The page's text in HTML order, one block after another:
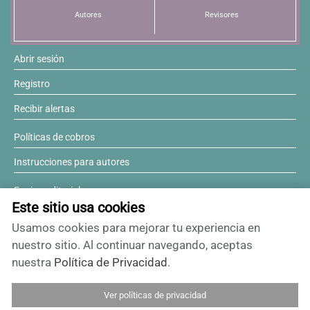
Noticias
Este sitio usa cookies
Usamos cookies para mejorar tu experiencia en
nuestro sitio. Al continuar navegando, aceptas
nuestra Política de Privacidad.
Ver políticas de privacidad
Autores Revisores
Abrir sesión
Registro
Recibir alertas
Políticas de cobros
Instrucciones para autores
Equipo editorial
Comité editorial
¿Desea ser revisor?
Contactos y soporte
ISSN 0717-6384